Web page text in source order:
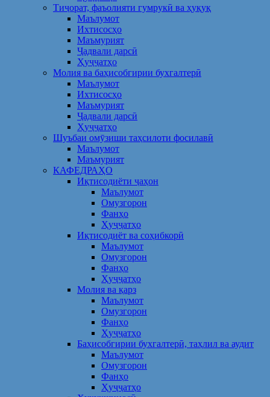
Тиҷорат, фаъолияти гумрукӣ ва ҳуқуқ
Маълумот
Ихтисосҳо
Маъмурият
Ҷадвали дарсӣ
Ҳуҷҷатҳо
Молия ва баҳисобгирии бухгалтерӣ
Маълумот
Ихтисосҳо
Маъмурият
Ҷадвали дарсӣ
Ҳуҷҷатҳо
Шуъбаи омӯзиши таҳсилоти фосилавӣ
Маълумот
Маъмурият
КАФЕДРАҲО
Иқтисодиёти ҷаҳон
Маълумот
Омузгорон
Фанҳо
Ҳуҷҷатҳо
Иқтисодиёт ва соҳибкорӣ
Маълумот
Омузгорон
Фанҳо
Ҳуҷҷатҳо
Молия ва қарз
Маълумот
Омузгорон
Фанҳо
Ҳуҷҷатҳо
Баҳисобгирии бухгалтерӣ, таҳлил ва аудит
Маълумот
Омузгорон
Фанҳо
Ҳуҷҷатҳо